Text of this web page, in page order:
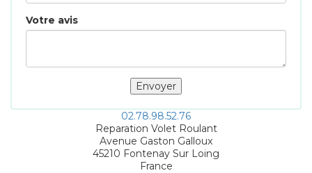
Votre avis
02.78.98.52.76
Reparation Volet Roulant
Avenue Gaston Galloux
45210 Fontenay Sur Loing
France